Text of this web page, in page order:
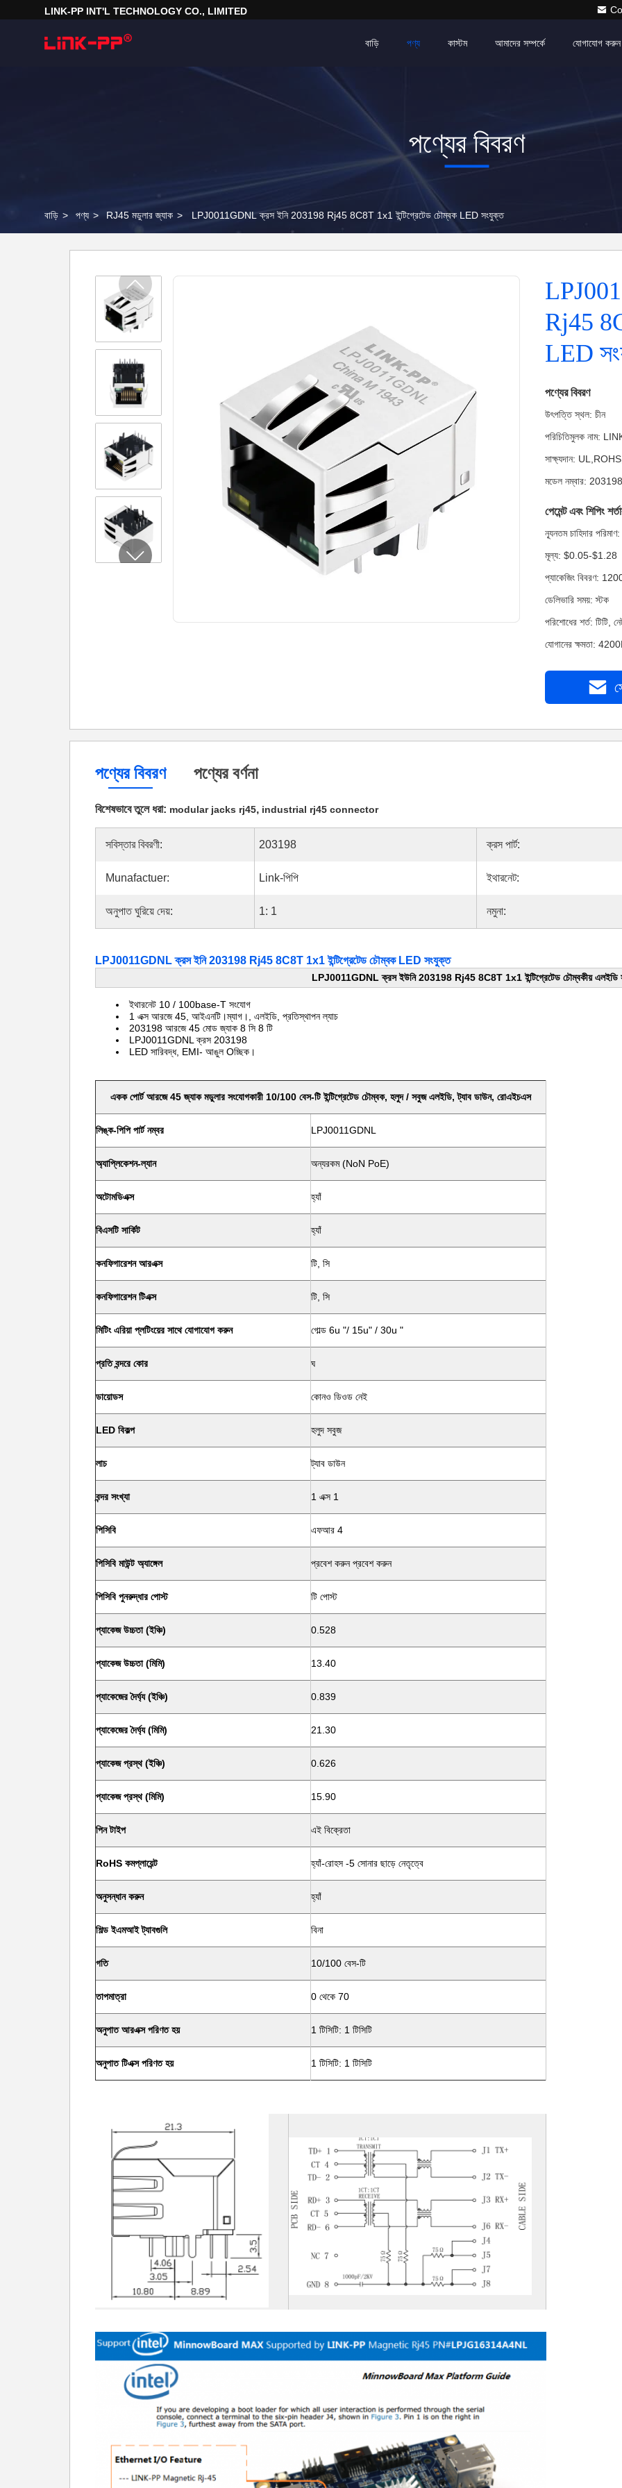
LINK-PP INT'L TECHNOLOGY CO., LIMITED
বাড়ি পণ্য আমাদের সম্পর্কে যোগাযোগ করুন
কাস্টম
পণ্যের বিবরণ
বাড়ি > পণ্য > RJ45 মডুলার জ্যাক > LPJ0011GDNL ক্রস ইনি 203198 Rj45 8C8T 1x1 ইন্টিগ্রেটেড চৌম্বক LED সংযুক্ত
Rj45
LED
পণ্যের বিবরণ
উৎপত্তি স্থল: চীন
পরিচিতিমুলক নাম:
সাক্ষ্যদান:
মডেল নম্বার: 203198
পেমেন্ট এবং শিপিং
ন্যূনতম চাহিদার
মূল্য: $0.05-$1.28
প্যাকেজিং বিবরণ:
ডেলিভারি সময়: স্টক
পরিশোধের শর্ত: টিটি,
যোগানের ক্ষমতা:
পণ্যের বিবরণ পণ্যের বর্ণনা
বিশেষভাবে তুলে ধরা: modular jacks rj45, industrial rj45 connector
সবিস্তার বিবরণী: 203198 ক্রস পার্ট:
Munafactuer: Link-পিপি ইথারনেট:
অনুপাত ঘুরিয়ে দেয়: 1: 1 নমুনা:
LPJ0011GDNL ক্রস ইনি 203198 Rj45 8C8T 1x1 ইন্টিগ্রেটেড চৌম্বক LED সংযুক্ত
LPJ0011GDNL ক্রস ইউনি 203198 Rj45 8C8T 1x1 ইন্টিগ্রেটেড চৌম্বকীয় এলইডি
ইথারনেট 10 / 100base-T সংযোগ
1 এক্স আরজে 45, আইএনটি।ম্যাগ।, এলইডি, প্রতিস্থাপন ল্যাচ
203198 আরজে 45 মোড জ্যাক 8 সি 8 টি
LPJ0011GDNL ক্রস 203198
LED সারিবদ্ধ, EMI- আঙুল Oচ্ছিক।
একক পোর্ট আরজে 45 জ্যাক মডুলার সংযোগকারী 10/100 বেস-টি ইন্টিগ্রেটেড চৌম্বক, হলুদ / সবুজ এলইডি, ট্যাব ডাউন, রোএইচএস
লিঙ্ক-পিপি পার্ট নম্বর LPJ0011GDNL
অ্যাপ্লিকেশন-ল্যান অন্যরকম (NoN PoE)
অটোমডিএক্স হ্যাঁ
বিএসটি সার্কিট হ্যাঁ
কনফিগারেশন আরএক্স টি, সি
কনফিগারেশন টিএক্স টি, সি
মিটিং এরিয়া প্লটিংয়ের সাথে যোগাযোগ করুন গোল্ড 6u "/ 15u" / 30u "
প্রতি বন্দরে কোর ঘ
ডায়োডস কোনও ডিওড নেই
LED বিকল্প হলুদ সবুজ
লাচ ট্যাব ডাউন
বন্দর সংখ্যা 1 এক্স 1
পিসিবি এফআর 4
পিসিবি মাউন্ট অ্যাঙ্গেল প্রবেশ করুন প্রবেশ করুন
পিসিবি পুনরুদ্ধার পোস্ট টি পোস্ট
প্যাকেজ উচ্চতা (ইঞ্চি) 0.528
প্যাকেজ উচ্চতা (মিমি) 13.40
প্যাকেজের দৈর্ঘ্য (ইঞ্চি) 0.839
প্যাকেজের দৈর্ঘ্য (মিমি) 21.30
প্যাকেজ প্রস্থ (ইঞ্চি) 0.626
প্যাকেজ প্রস্থ (মিমি) 15.90
পিন টাইপ এই বিক্রেতা
RoHS কমপ্লায়েন্ট হ্যাঁ-রোহস -5 সোনার ছাড়ে নেতৃত্বে
অনুসন্ধান করুন হ্যাঁ
শিল্ড ইএমআই ট্যাবগুলি বিনা
গতি 10/100 বেস-টি
তাপমাত্রা 0 থেকে 70
অনুপাত আরএক্স পরিণত হয় 1 টিসিটি: 1 টিসিটি
অনুপাত টিএক্স পরিণত হয় 1 টিসিটি: 1 টিসিটি